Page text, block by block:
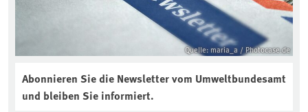
Quelle: maria_a / Photocase.de
Abonnieren Sie die Newsletter vom Umweltbundesamt
und bleiben Sie informiert.